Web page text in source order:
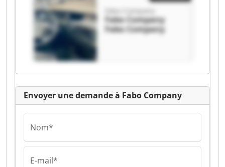
Fabo Company
Fabo Company
Fabo Company
Envoyer une demande à Fabo Company
Nom*
E-mail*